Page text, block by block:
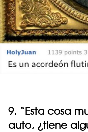
9. “Esta cosa
auto, ¿tiene